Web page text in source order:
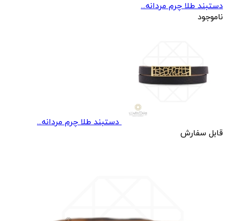
دستبند طلا چرم مردانه...
ناموجود
دستبند طلا چرم مردانه...
قابل سفارش